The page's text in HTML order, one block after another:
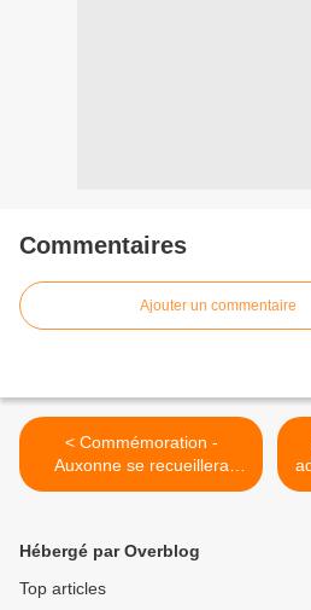
Commentaires
Ajouter un commentaire
< Commémoration -
Auxonne se recueillera
demain pour commémoré
1940.
Hébergé par Overblog
Top articles